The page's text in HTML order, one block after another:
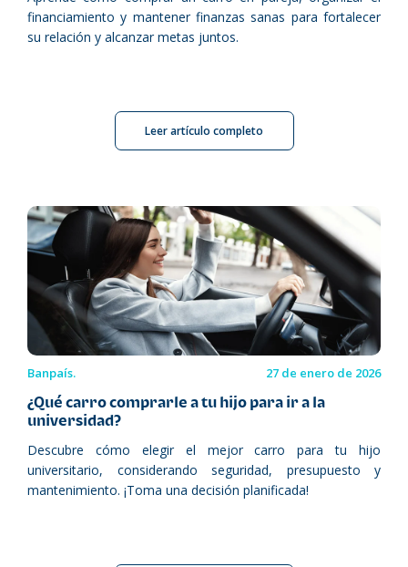
financiamiento y mantener finanzas sanas para fortalecer
su relación y alcanzar metas juntos.
Leer artículo completo
Banpaís. 27 de enero de 2026
¿Qué carro comprarle a tu hijo para ir a la
universidad?
Descubre cómo elegir el mejor carro para tu hijo
universitario, considerando seguridad, presupuesto y
mantenimiento. ¡Toma una decisión planificada!